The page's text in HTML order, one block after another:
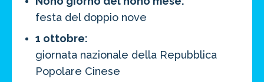
festa del doppio nove
1 ottobre:
giornata nazionale della Repubblica
Popolare Cinese